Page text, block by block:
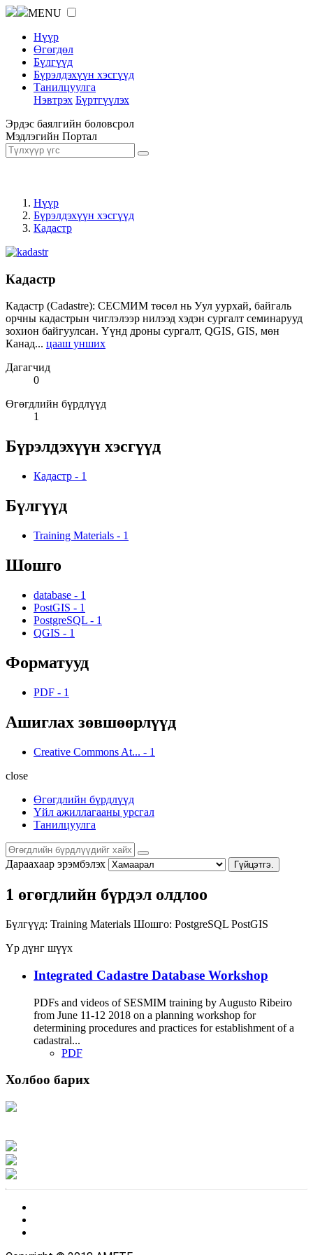
MENU
Нүүр
Өгөгдөл
Бүлгүүд
Бүрэлдэхүүн хэсгүүд
Танилцуулга
Нэвтрэх Бүртгүүлэх
Эрдэс баялгийн боловсрол
Мэдлэгийн Портал
Нүүр
Бүрэлдэхүүн хэсгүүд
Кадастр
Кадастр
Кадастр (Cadastre): СЕСМИМ төсөл нь Уул уурхай, байгаль
орчны кадастрын чиглэлээр нилээд хэдэн сургалт семинарууд
зохион байгуулсан. Үүнд дроны сургалт, QGIS, GIS, мөн
Канад... цааш унших
Дагагчид
0
Өгөгдлийн бүрдлүүд
1
Бүрэлдэхүүн хэсгүүд
Кадастр - 1
Бүлгүүд
Training Materials - 1
Шошго
database - 1
PostGIS - 1
PostgreSQL - 1
QGIS - 1
Форматууд
PDF - 1
Ашиглах зөвшөөрлүүд
Creative Commons At... - 1
close
Өгөгдлийн бүрдлүүд
Үйл ажиллагааны урсгал
Танилцуулга
Дараахаар эрэмбэлэх Гүйцэтгэ.
1 өгөгдлийн бүрдэл олдлоо
Бүлгүүд: Training Materials Шошго: PostgreSQL PostGIS
Үр дүнг шүүх
Integrated Cadastre Database Workshop
PDFs and videos of SESMIM training by Augusto Ribeiro
from June 11-12 2018 on a planning workshop for
determining procedures and practices for establishment of a
cadastral...
PDF
Холбоо барих